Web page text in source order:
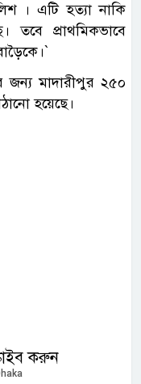
। এটি হত্যা নাকি
তবে প্রাথমিকভাবে
জন্য মাদারীপুর ২৫০
হয়েছে।
করুন